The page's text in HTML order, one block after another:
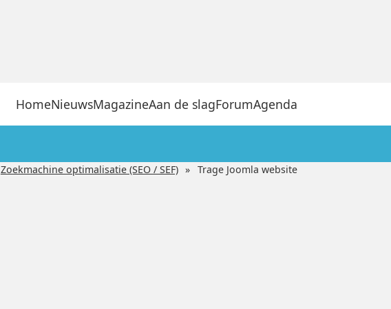
HomeNieuwsMagazineAan de slagForumAgenda
Zoekmachine optimalisatie (SEO / SEF) Trage Joomla website